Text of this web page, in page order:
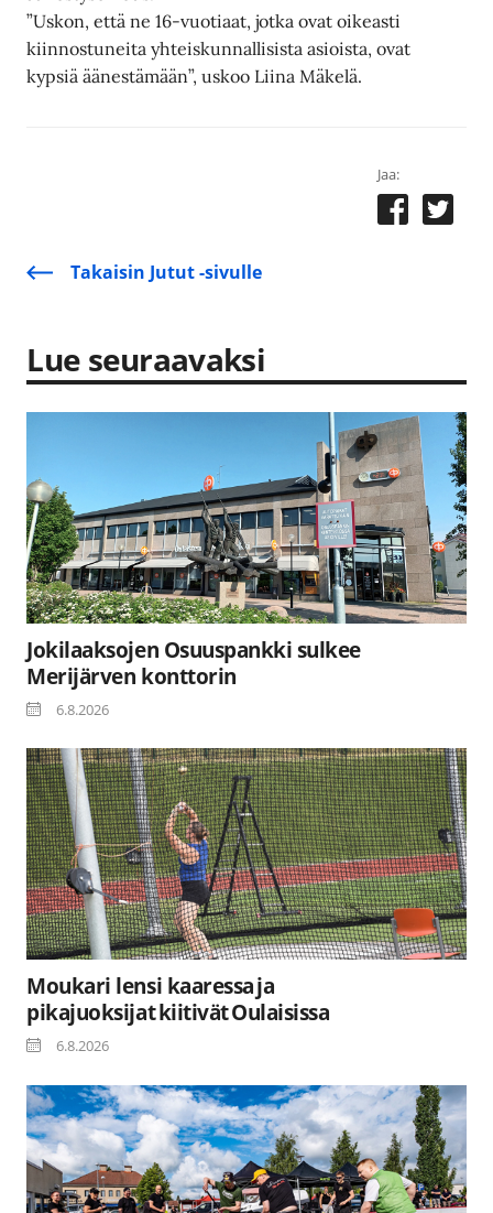
”Uskon, että ne 16-vuotiaat, jotka ovat oikeasti
kiinnostuneita yhteiskunnallisista asioista, ovat
kypsiä äänestämään”, uskoo Liina Mäkelä.
Jaa:
Takaisin Jutut -sivulle
Lue seuraavaksi
Jokilaaksojen Osuuspankki sulkee
Merijärven konttorin
6.8.2026
Moukari lensi kaaressa ja
pikajuoksijat kiitivät Oulaisissa
6.8.2026